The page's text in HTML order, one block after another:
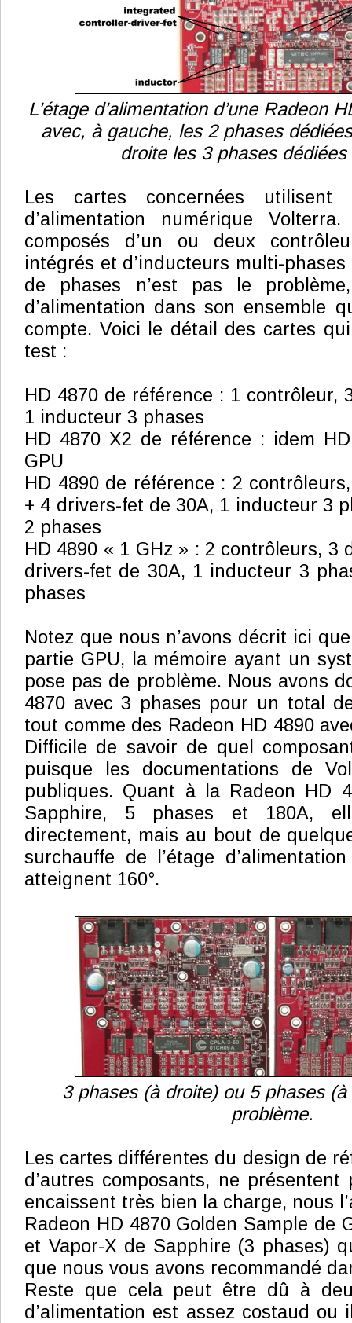
L’étage d’alimentation d’une Radeon
avec, à gauche, les 2 phases
droite les 3 phases
Les cartes concernées
d’alimentation numérique
composés d’un ou deux
intégrés et d’inducteurs multi-
de phases n’est pas le
d’alimentation dans son ensemble
compte. Voici le détail des cartes
test :
HD 4870 de référence : 1 contrôleur,
1 inducteur 3 phases
HD 4870 X2 de référence : idem
GPU
HD 4890 de référence : 2
+ 4 drivers-fet de 30A, 1 inducteur 3
2 phases
HD 4890 « 1 GHz » : 2 contrôleurs, 3
drivers-fet de 30A, 1 inducteur 3
phases
Notez que nous n’avons décrit ici
partie GPU, la mémoire ayant un
pose pas de problème. Nous avons
4870 avec 3 phases pour un total
tout comme des Radeon HD 4890
Difficile de savoir de quel
puisque les documentations de
publiques. Quant à la Radeon HD
Sapphire, 5 phases et 180A,
directement, mais au bout de
surchauffe de l’étage
atteignent 160°.
3 phases (à droite) ou 5 phases
problème.
Les cartes différentes du design de
d’autres composants, ne
encaissent très bien la charge, nous
Radeon HD 4870 Golden Sample de
et Vapor-X de Sapphire (3 phases)
que nous vous avons recommandé
Reste que cela peut être dû à
d’alimentation est assez costaud ou